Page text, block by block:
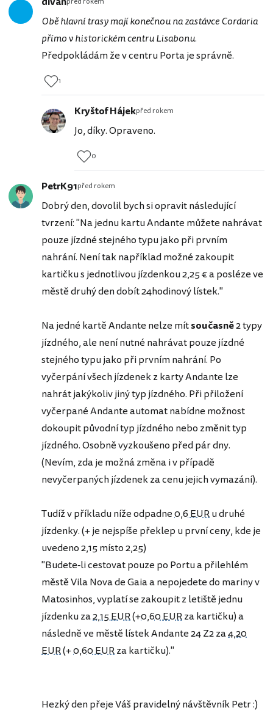
Obě hlavní trasy mají konečnou na zastávce Cordaria
přímo v historickém centru Lisabonu.
Předpokládám že v centru Porta je správně.
1
Kryštof Hájekpřed rokem
Jo, díky. Opraveno.
0
PetrK91před rokem
Dobrý den, dovolil bych si opravit následující
tvrzení: "Na jednu kartu Andante můžete nahrávat
pouze jízdné stejného typu jako při prvním
nahrání. Není tak například možné zakoupit
kartičku s jednotlivou jízdenkou 2,25 € a posléze ve
městě druhý den dobít 24hodinový lístek."
Na jedné kartě Andante nelze mítsoučasně2 typy
jízdného, ale není nutné nahrávat pouze jízdné
stejného typu jako při prvním nahrání. Po
vyčerpání všech jízdenek z karty Andante lze
nahrát jakýkoliv jiný typ jízdného. Při přiložení
vyčerpané Andante automat nabídne možnost
dokoupit původní typ jízdného nebo změnit typ
jízdného. Osobně vyzkoušeno před pár dny.
(Nevím, zda je možná změna i v případě
nevyčerpaných jízdenek za cenu jejich vymazání).
Tudíž v příkladu níže odpadne0,6 EURu druhé
jízdenky. (+ je nejspíše překlep u první ceny, kde je
uvedeno 2,15 místo 2,25)
"Budete-li cestovat pouze po Portu a přilehlém
městě Vila Nova de Gaia a nepojedete do mariny v
Matosinhos, vyplatí se zakoupit z letiště jednu
jízdenku za2,15 EUR(+0,60 EURza kartičku) a
následně ve městě lístek Andante 24 Z2 za4,20
EUR(+0,60 EURza kartičku)."
Hezký den přeje Váš pravidelný návštěvník Petr :)